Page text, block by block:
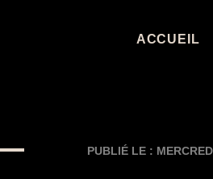
ACCUEIL
PUBLIÉ LE :